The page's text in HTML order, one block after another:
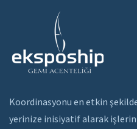
Koordinasyonu en etkin
yerinize inisiyatif alarak